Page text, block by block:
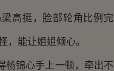
高挺，脸部轮角比例完
，能让姐姐倾心。
锦心手上一顿，牵出不